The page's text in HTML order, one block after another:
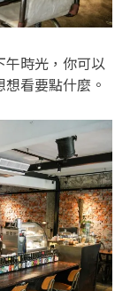
午時光，你可以
看要點什麼。